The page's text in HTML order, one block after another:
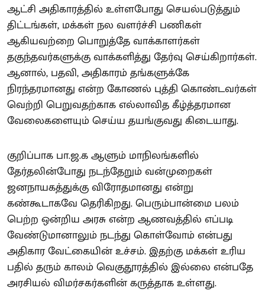
ஆட்சி அதிகாரத்தில் உள்ளபோது செயல்படுத்தும்
திட்டங்கள், மக்கள் நல வளர்ச்சி பணிகள்
ஆகியவற்றை பொறுத்தே வாக்காளர்கள்
தகுந்தவர்களுக்கு வாக்களித்து தேர்வு செய்கிறார்கள்.
ஆனால், பதவி, அதிகாரம் தங்களுக்கே
நிரந்தரமானது என்ற கோணல் புத்தி கொண்டவர்கள்
வெற்றி பெறுவதற்காக எல்லாவித கீழ்த்தரமான
வேலைகளையும் செய்ய தயங்குவது கிடையாது.
குறிப்பாக பா.ஜ.க ஆளும் மாநிலங்களில்
தேர்தலின்போது நடந்தேறும் வன்முறைகள்
ஜனநாயகத்துக்கு விரோதமானது என்று
கண்கூடாகவே தெரிகிறது. பெரும்பான்மை பலம்
பெற்ற ஒன்றிய அரசு என்ற ஆணவத்தில் எப்படி
வேண்டுமானாலும் நடந்து கொள்வோம் என்பது
அதிகார வேட்கையின் உச்சம். இதற்கு மக்கள் உரிய
பதில் தரும் காலம் வெகுதூரத்தில் இல்லை என்பதே
அரசியல் விமர்சகர்களின் கருத்தாக உள்ளது.